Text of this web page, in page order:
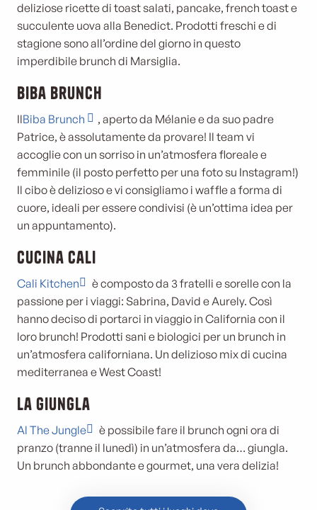
deliziose ricette di toast salati, pancake, french toast e
succulente uova alla Benedict. Prodotti freschi e di
stagione sono all’ordine del giorno in questo
imperdibile brunch di Marsiglia.
Biba Brunch
IlBiba Brunch
, aperto da Mélanie e da suo padre
Patrice, è assolutamente da provare! Il team vi
accoglie con un sorriso in un’atmosfera floreale e
femminile (il posto perfetto per una foto su Instagram!)
Il cibo è delizioso e vi consigliamo i waffle a forma di
cuore, ideali per essere condivisi (è un’ottima idea per
un appuntamento).
Cucina Cali
Cali Kitchen
è composto da 3 fratelli e sorelle con la
passione per i viaggi: Sabrina, David e Aurely. Così
hanno deciso di portarci in viaggio in California con il
loro brunch! Prodotti sani e biologici per un brunch in
un’atmosfera californiana. Un delizioso mix di cucina
mediterranea e West Coast!
La giungla
Al The Jungle
è possibile fare il brunch ogni ora di
pranzo (tranne il lunedì) in un’atmosfera da… giungla.
Un brunch abbondante e gourmet, una vera delizia!